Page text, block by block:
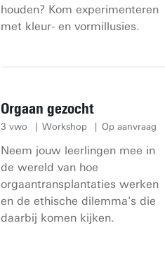
houden? Kom experimenteren
met kleur- en vormillusies.
Orgaan gezocht
3 vwo Workshop Op aanvraag
Neem jouw leerlingen mee in
de wereld van hoe
orgaantransplantaties werken
en de ethische dilemma's die
daarbij komen kijken.